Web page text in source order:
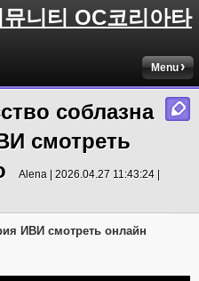
니티 OC코리아타
Menu
соблазна
смотреть
Alena | 2026.04.27 11:43:24 |
ИВИ смотреть онлайн